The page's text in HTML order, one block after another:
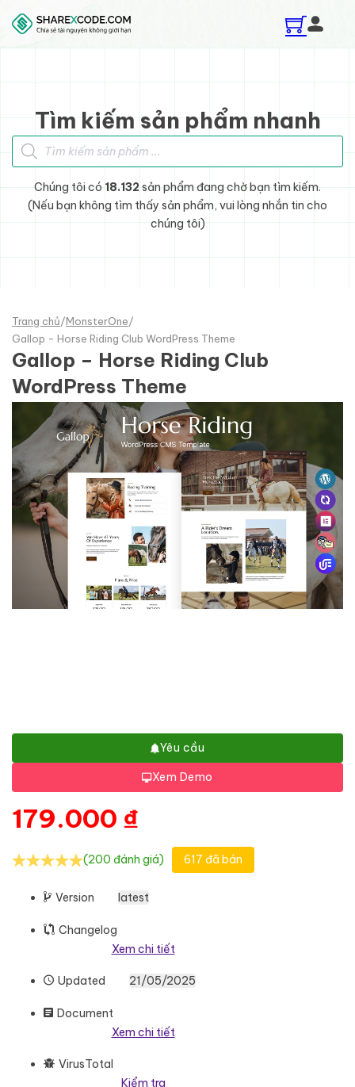
Skip to main content
Skip to footer
Tìm kiếm sản phẩm nhanh
Tìm kiếm sản phẩm
Chúng tôi có 18.132sản phẩm đang chờ bạn tìm kiếm.
(Nếu bạn không tìm thấy sản phẩm, vui lòng nhắn tin cho
chúng tôi)
Trang chủ/MonsterOne/
Gallop - Horse Riding Club WordPress Theme
Gallop – Horse Riding Club
WordPress Theme
Yêu cầu
Xem Demo
179.000 ₫
(200 đánh giá) 617 đã bán
Version latest
Changelog
Xem chi tiết
Updated 21/05/2025
Document
Xem chi tiết
VirusTotal
Kiểm tra